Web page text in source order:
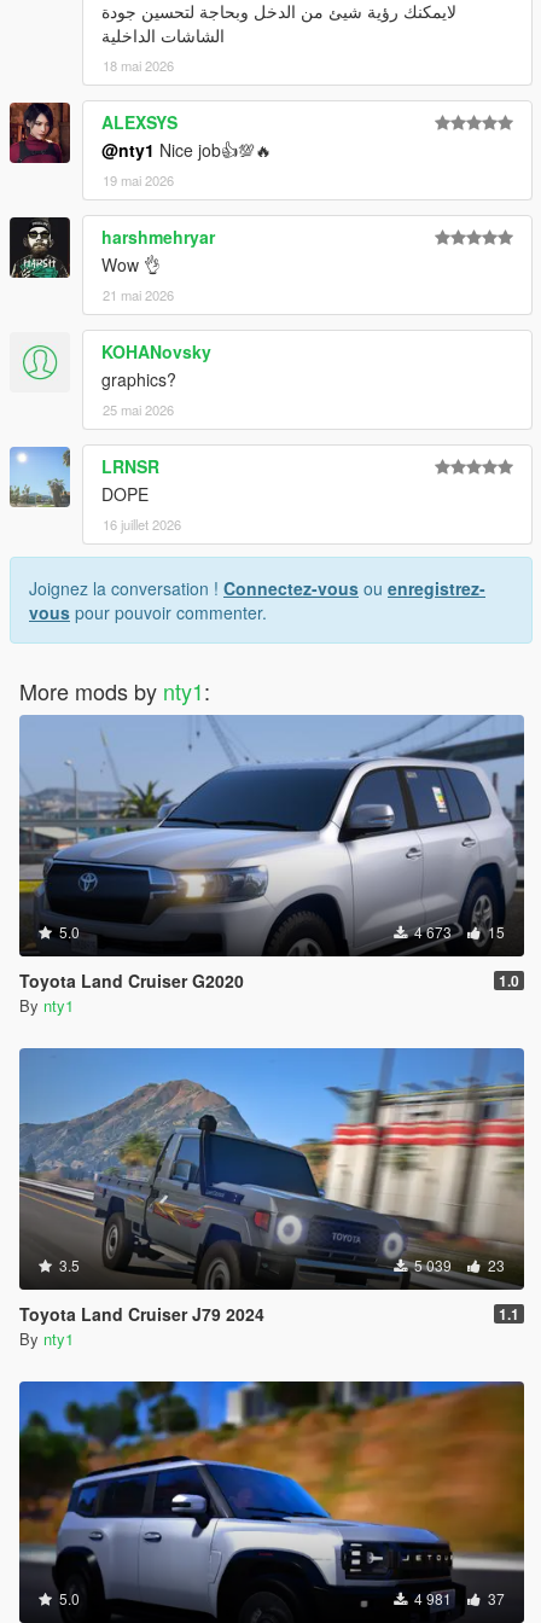
لايمكنك رؤية شيئ من الدخل وبحاجة لتحسين جودة
الشاشات الداخلية
18 mai 2026
ALEXSYS
@nty1 Nice job👍💯🔥
19 mai 2026
harshmehryar
Wow 👌
21 mai 2026
KOHANovsky
graphics?
25 mai 2026
LRNSR
DOPE
16 juillet 2026
Joignez la conversation ! Connectez-vous ou enregistrez-
vous pour pouvoir commenter.
More mods by nty1:
5.0 4 673 15
Toyota Land Cruiser G2020 1.0
By nty1
3.5 5 039 23
Toyota Land Cruiser J79 2024 1.1
By nty1
5.0 4 981 37